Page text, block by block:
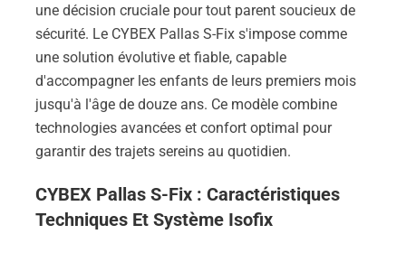
une décision cruciale pour tout parent soucieux de
sécurité. Le CYBEX Pallas S-Fix s'impose comme
une solution évolutive et fiable, capable
d'accompagner les enfants de leurs premiers mois
jusqu'à l'âge de douze ans. Ce modèle combine
technologies avancées et confort optimal pour
garantir des trajets sereins au quotidien.
CYBEX Pallas S-Fix : Caractéristiques
Techniques Et Système Isofix